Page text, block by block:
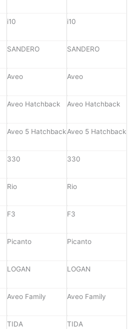
i10 i10
SANDERO SANDERO
Aveo Aveo
Aveo Hatchback Aveo Hatchback
Aveo 5 HatchbackAveo 5 Hatchback
330 330
Rio Rio
F3 F3
Picanto Picanto
LOGAN LOGAN
Aveo Family Aveo Family
TIDA TIDA